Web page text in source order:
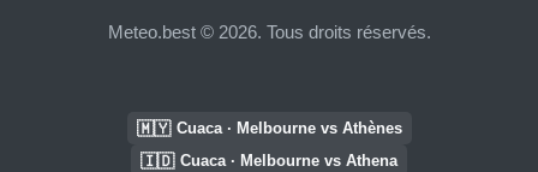
Meteo.best © 2026. Tous droits réservés.
🇲🇾 Cuaca · Melbourne vs Athènes
🇮🇩 Cuaca · Melbourne vs Athena